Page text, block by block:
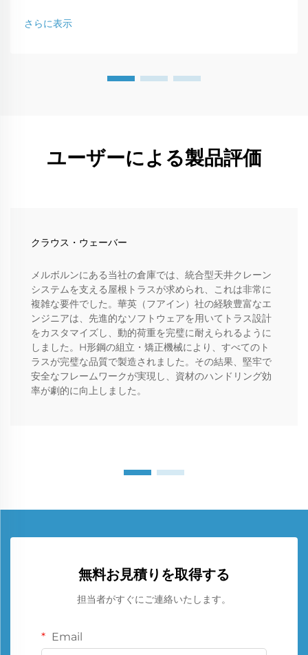
ス投資なのか、その理由について説明します。
さらに表示
ユーザーによる製品評価
クラウス・ウェーバー
メルボルンにある当社の倉庫では、統合型天井クレーン
システムを支える屋根トラスが求められ、これは非常に
複雑な要件でした。華英（フアイン）社の経験豊富なエ
ンジニアは、先進的なソフトウェアを用いてトラス設計
をカスタマイズし、動的荷重を完璧に耐えられるように
しました。H形鋼の組立・矯正機械により、すべてのト
ラスが完璧な品質で製造されました。その結果、堅牢で
安全なフレームワークが実現し、資材のハンドリング効
率が劇的に向上しました。
無料お見積りを取得する
担当者がすぐにご連絡いたします。
Email